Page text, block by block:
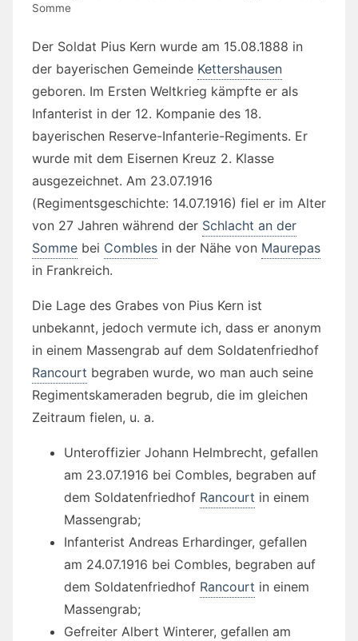
Somme
Der Soldat Pius Kern wurde am 15.08.1888 in
der bayerischen Gemeinde Kettershausen
geboren. Im Ersten Weltkrieg kämpfte er als
Infanterist in der 12. Kompanie des 18.
bayerischen Reserve-Infanterie-Regiments. Er
wurde mit dem Eisernen Kreuz 2. Klasse
ausgezeichnet. Am 23.07.1916
(Regimentsgeschichte: 14.07.1916) fiel er im Alter
von 27 Jahren während der Schlacht an der
Somme bei Combles in der Nähe von Maurepas
in Frankreich.
Die Lage des Grabes von Pius Kern ist
unbekannt, jedoch vermute ich, dass er anonym
in einem Massengrab auf dem Soldatenfriedhof
Rancourt begraben wurde, wo man auch seine
Regimentskameraden begrub, die im gleichen
Zeitraum fielen, u. a.
Unteroffizier Johann Helmbrecht, gefallen
am 23.07.1916 bei Combles, begraben auf
dem Soldatenfriedhof Rancourt in einem
Massengrab;
Infanterist Andreas Erhardinger, gefallen
am 24.07.1916 bei Combles, begraben auf
dem Soldatenfriedhof Rancourt in einem
Massengrab;
Gefreiter Albert Winterer, gefallen am